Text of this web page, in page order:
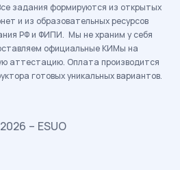
задания формируются из открытых
и из образовательных ресурсов
РФ и ФИПИ. Мы не храним у себя
официальные КИМы на
аттестацию. Оплата производится
готовых уникальных вариантов.
– ESUO